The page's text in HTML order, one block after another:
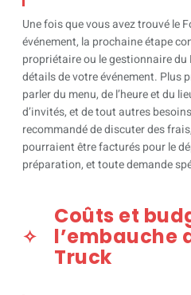
Une fois que vous avez trouvé le
événement, la prochaine étape
propriétaire ou le gestionnaire
détails de votre événement. Plus
parler du menu, de l’heure et du
d’invités, et de tout autres
recommandé de discuter des
pourraient être facturés pour le
préparation, et toute demande
Coûts et
l’embauche
Truck